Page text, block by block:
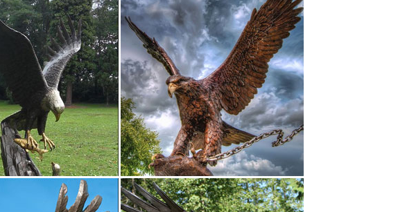
купить статуэтку жирафа, который может занять
вы найдете изысканные скульптуры Зевса, статуэтки Фемиды,
Богов и Богинь.
о туризме 5 мест, где можно почувствовать себя маленьким 5
СТРАНАХ Встатуэтки кошек древнего Египта. Сувенирные